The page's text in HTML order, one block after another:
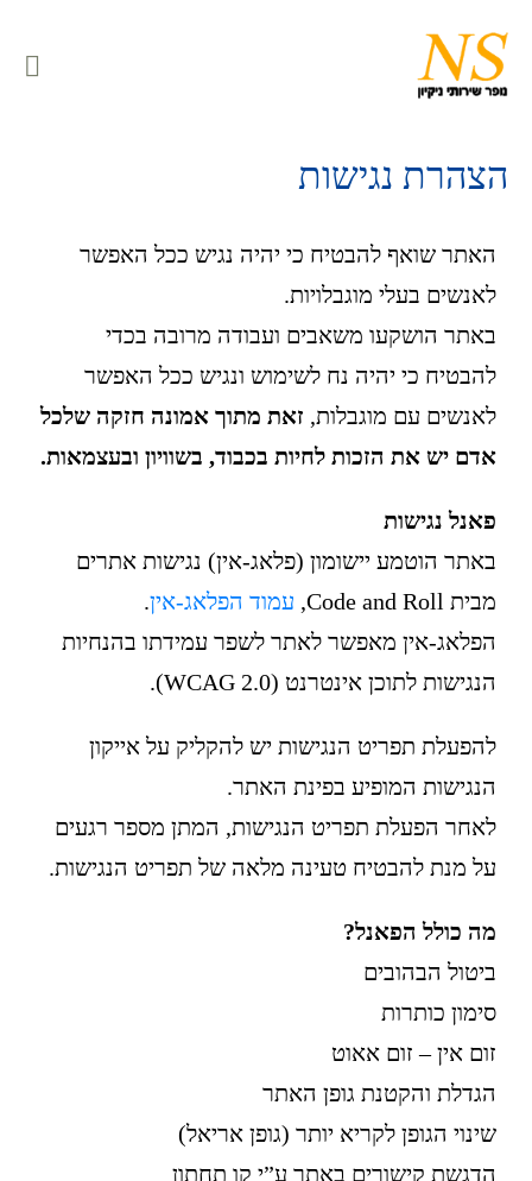
הצהרת נגישות
האתר שואף להבטיח כי יהיה נגיש ככל האפשר
לאנשים בעלי מוגבלויות.
באתר הושקעו משאבים ועבודה מרובה בכדי
להבטיח כי יהיה נח לשימוש ונגיש ככל האפשר
לאנשים עם מוגבלות, זאת מתוך אמונה חזקה שלכל
אדם יש את הזכות לחיות בכבוד, בשוויון ובעצמאות.
פאנל נגישות
באתר הוטמע יישומון (פלאג-אין) נגישות אתרים
מבית Code and Roll,
עמוד הפלאג-אין.
הפלאג-אין מאפשר לאתר לשפר עמידתו בהנחיות
הנגישות לתוכן אינטרנט (WCAG 2.0).
להפעלת תפריט הנגישות יש להקליק על אייקון
הנגישות המופיע בפינת האתר.
לאחר הפעלת תפריט הנגישות, המתן מספר רגעים
על מנת להבטיח טעינה מלאה של תפריט הנגישות.
מה כולל הפאנל?
ביטול הבהובים
סימון כותרות
זום אין – זום אאוט
הגדלת והקטנת גופן האתר
שינוי הגופן לקריא יותר (גופן אריאל)
הדגשת קישורים באתר ע”י קו תחתון